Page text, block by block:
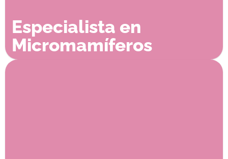
Especialista en
Micromamíferos